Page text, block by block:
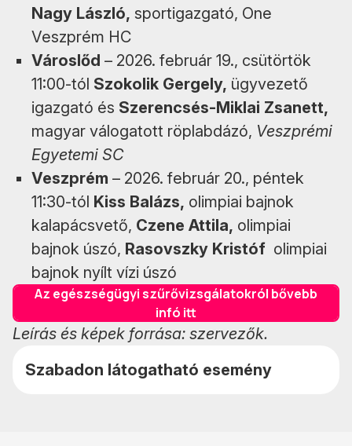
Nagy László, sportigazgató, One
Veszprém HC
Városlőd – 2026. február 19., csütörtök
11:00-tól Szokolik Gergely, ügyvezető
igazgató és Szerencsés-Miklai Zsanett,
magyar válogatott röplabdázó, Veszprémi
Egyetemi SC
Veszprém – 2026. február 20., péntek
11:30-tól Kiss Balázs, olimpiai bajnok
kalapácsvető, Czene Attila, olimpiai
bajnok úszó, Rasovszky Kristóf olimpiai
bajnok nyílt vízi úszó
Az egészségügyi szűrővizsgálatokról bővebb
infó itt
Leírás és képek forrása: szervezők.
Szabadon látogatható esemény